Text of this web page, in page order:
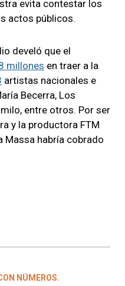
evita contestar los
actos públicos.
develó que el
millones en traer a la
artistas nacionales e
Becerra, Los
entre otros. Por ser
y la productora FTM
Massa habría cobrado
NÚMEROS.